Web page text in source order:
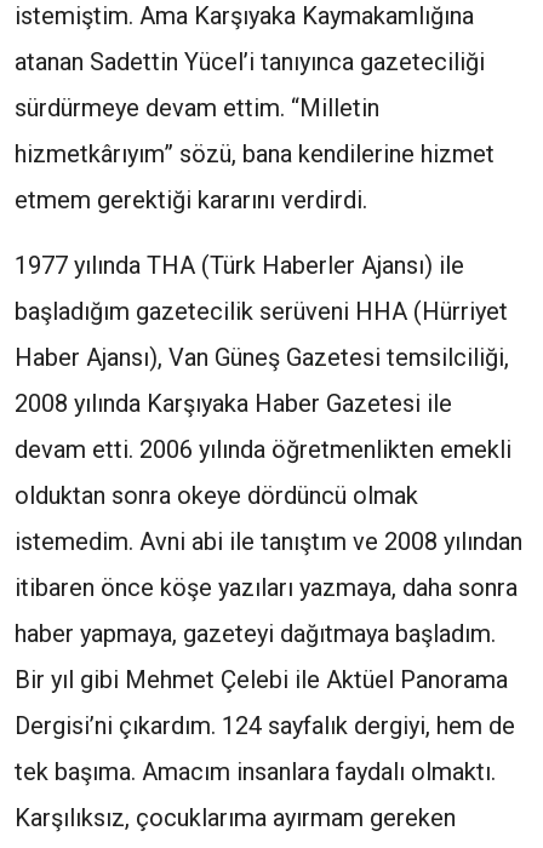
istemiştim. Ama Karşıyaka Kaymakamlığına
atanan Sadettin Yücel’i tanıyınca gazeteciliği
sürdürmeye devam ettim. “Milletin
hizmetkârıyım” sözü, bana kendilerine hizmet
etmem gerektiği kararını verdirdi.
1977 yılında THA (Türk Haberler Ajansı) ile
başladığım gazetecilik serüveni HHA (Hürriyet
Haber Ajansı), Van Güneş Gazetesi temsilciliği,
2008 yılında Karşıyaka Haber Gazetesi ile
devam etti. 2006 yılında öğretmenlikten emekli
olduktan sonra okeye dördüncü olmak
istemedim. Avni abi ile tanıştım ve 2008 yılından
itibaren önce köşe yazıları yazmaya, daha sonra
haber yapmaya, gazeteyi dağıtmaya başladım.
Bir yıl gibi Mehmet Çelebi ile Aktüel Panorama
Dergisi’ni çıkardım. 124 sayfalık dergiyi, hem de
tek başıma. Amacım insanlara faydalı olmaktı.
Karşılıksız, çocuklarıma ayırmam gereken